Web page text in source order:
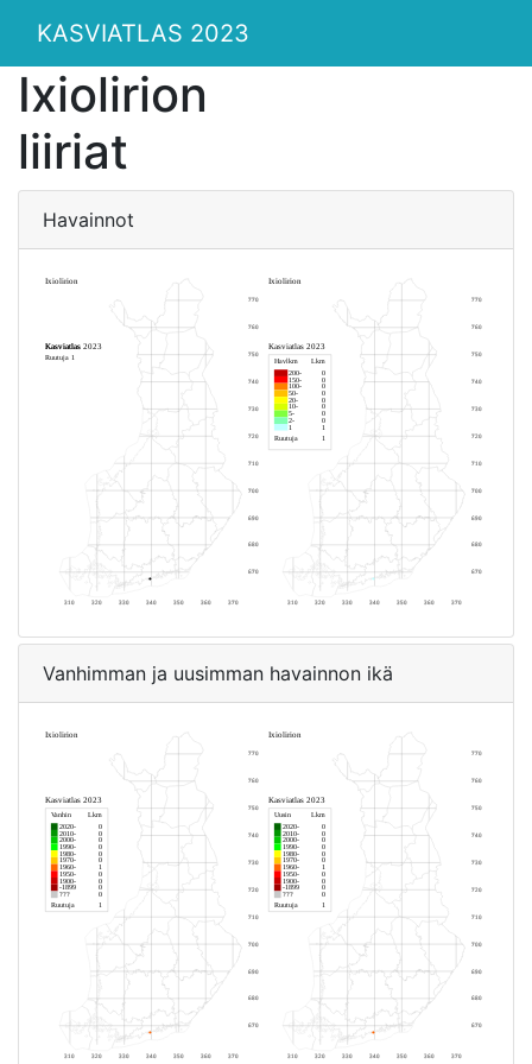
KASVIATLAS 2023
Ixiolirion
liiriat
Havainnot
Vanhimman ja uusimman havainnon ikä